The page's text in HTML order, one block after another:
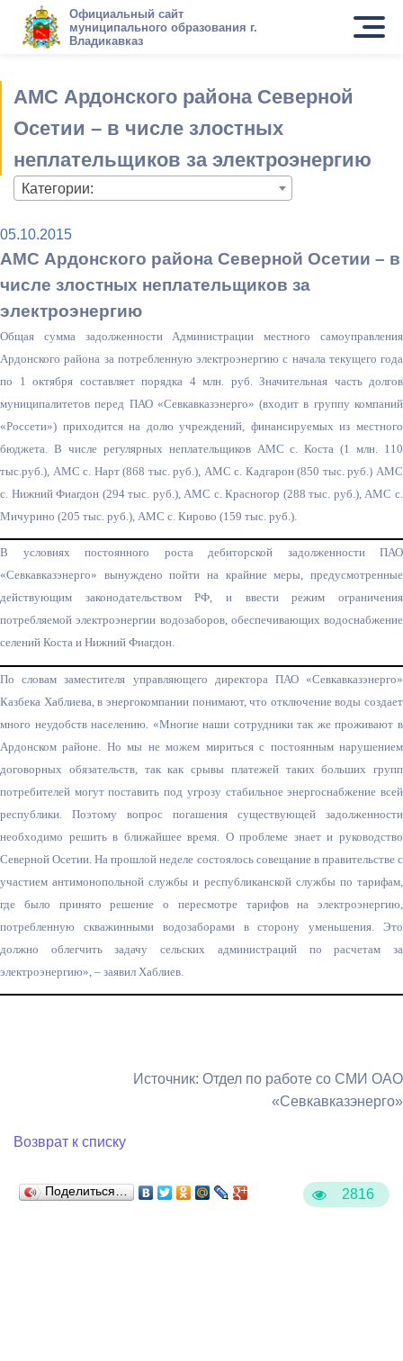
Официальный сайт
муниципального образования г.
Владикавказ
АМС Ардонского района Северной
Осетии – в числе злостных
неплательщиков за электроэнергию
Категории:
2816
05.10.2015
АМС Ардонского района Северной Осетии – в
числе злостных неплательщиков за
электроэнергию
Общая сумма задолженности Администрации местного самоуправления
Ардонского района за потребленную электроэнергию с начала текущего года
по 1 октября составляет порядка 4 млн. руб. Значительная часть долгов
муниципалитетов перед ПАО «Севкавказэнерго» (входит в группу компаний
«Россети») приходится на долю учреждений, финансируемых из местного
бюджета. В числе регулярных неплательщиков АМС с. Коста (1 млн. 110
тыс.руб.), АМС с. Нарт (868 тыс. руб.), АМС с. Кадгарон (850 тыс. руб.) АМС
с. Нижний Фиагдон (294 тыс. руб.), АМС с. Красногор (288 тыс. руб.), АМС с.
Мичурино (205 тыс. руб.), АМС с. Кирово (159 тыс. руб.).
В условиях постоянного роста дебиторской задолженности ПАО
«Севкавказэнерго» вынуждено пойти на крайние меры, предусмотренные
действующим законодательством РФ, и ввести режим ограничения
потребляемой электроэнергии водозаборов, обеспечивающих водоснабжение
селений Коста и Нижний Фиагдон.
По словам заместителя управляющего директора ПАО «Севкавказэнерго»
Казбека Хаблиева, в энергокомпании понимают, что отключение воды создает
много неудобств населению. «Многие наши сотрудники так же проживают в
Ардонском районе. Но мы не можем мириться с постоянным нарушением
договорных обязательств, так как срывы платежей таких больших групп
потребителей могут поставить под угрозу стабильное энергоснабжение всей
республики. Поэтому вопрос погашения существующей задолженности
необходимо решить в ближайшее время. О проблеме знает и руководство
Северной Осетии. На прошлой неделе состоялось совещание в правительстве с
участием антимонопольной службы и республиканской службы по тарифам,
где было принято решение о пересмотре тарифов на электроэнергию,
потребленную скважинными водозаборами в сторону уменьшения. Это
должно облегчить задачу сельских администраций по расчетам за
электроэнергию», – заявил Хаблиев.
Источник: Отдел по работе со СМИ ОАО
«Севкавказэнерго»
Возврат к списку
Поделиться…